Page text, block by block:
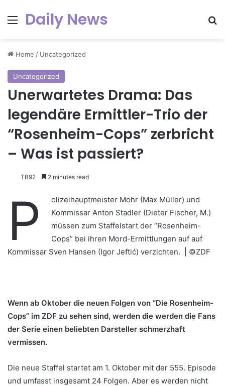
Menu
Daily News
Home / Uncategorized
Uncategorized
Unerwartetes Drama: Das
legendäre Ermittler-Trio der
“Rosenheim-Cops” zerbricht
– Was ist passiert?
TB92 2 minutes read
P
olizeihauptmeister Mohr (Max Müller) und
Kommissar Anton Stadler (Dieter Fischer, M.)
müssen zum Staffelstart der “Rosenheim-
Cops” bei ihren Mord-Ermittlungen auf auf
Kommissar Sven Hansen (Igor Jeftić) verzichten. | ©ZDF
Wenn ab Oktober die neuen Folgen von “Die Rosenheim-
Cops” im ZDF zu sehen sind, werden die werden die Fans
der Serie einen beliebten Darsteller schmerzhaft
vermissen.
Die neue Staffel startet am 1. Oktober mit der 555. Episode
und umfasst insgesamt 24 Folgen. Aber es werden nicht